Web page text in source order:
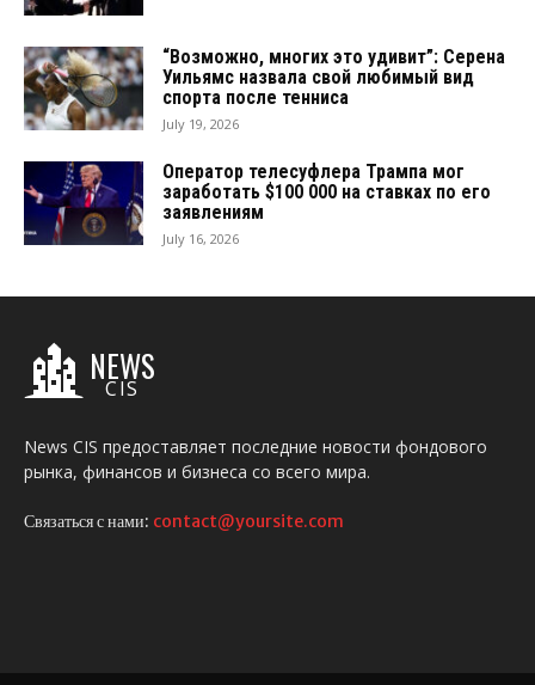
“Возможно, многих это удивит”: Серена
Уильямс назвала свой любимый вид
спорта после тенниса
July 19, 2026
Оператор телесуфлера Трампа мог
заработать $100 000 на ставках по его
заявлениям
July 16, 2026
NEWS
CIS
News CIS предоставляет последние новости фондового
рынка, финансов и бизнеса со всего мира.
Связаться с нами: contact@yoursite.com